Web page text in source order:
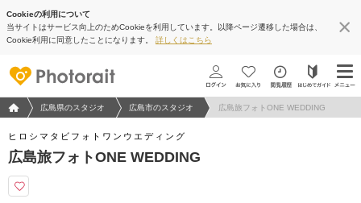
Cookieの利用について
当サイトはサービス向上のためCookieを利用しています。以降ページ遷移した場合は、
Cookie利用に同意したことになります。 詳しくはこちら
フォトウエディング/結婚写真のPhotorait ホーム
広島県のスタジオ 広島市のスタジオ 広島旅フォトONE WEDDING
ヒロシマタビフォトワンウエディング
広島旅フォトONE WEDDING